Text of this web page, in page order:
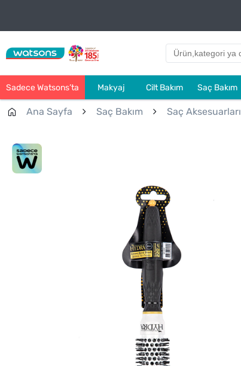
Sadece Watsons’ta Makyaj Cilt Bakım Saç Bakım
Ana Sayfa Saç Bakım Saç Aksesuarları